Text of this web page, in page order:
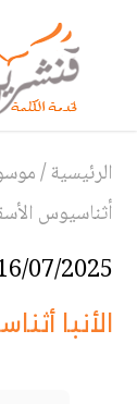
الرئيسية/
أثناسيوس
07/2025 |
الأنبا